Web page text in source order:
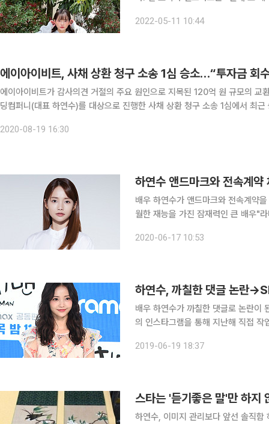
다. 프로필 삭제는 전 소속사의 요청
2022-05-11 10:44
에이아이비트, 사채 상환 청구 소송 1심 승소…“투자금 회
에이아이비트가 감사의견 거절의 주요 원인으로 지목된 120억 원 규모의
딩컴퍼니(대표 하연수)를 대상으로 진행한 사채 상환 청구 소송 1심에서 최근 승소했
2020-08-19 16:30
배우 하연수가 앤드마크와 전속계약을 체결했다. 앤드마크 측은 17일 "하
월한 재능을 가진 잠재력인 큰 배우"라며 전속계약
와 함께 일하게 돼 기쁘다"라며 "다양
2020-06-17 10:53
하연수, 까칠한 댓글 논란
배우 하연수가 까칠한 댓글로 논란이 된 가운
의 인스타그램을 통해 지난해 직접 작업한 ‘
좀 알아주셨으면. 그림 그린 지는 20
2019-06-19 18:37
스타는 '듣기좋은 말'만 하
하연수, 이미지 관리보다 앞선 솔직함 하연수가 또다시 '바른 말'로 '꼬투리'를 잡았다. 불편한 감정을